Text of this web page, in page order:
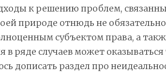
к решению проблем,
природе отнюдь не
субъектом права, а
в ряде случаев может
дописать раздел про